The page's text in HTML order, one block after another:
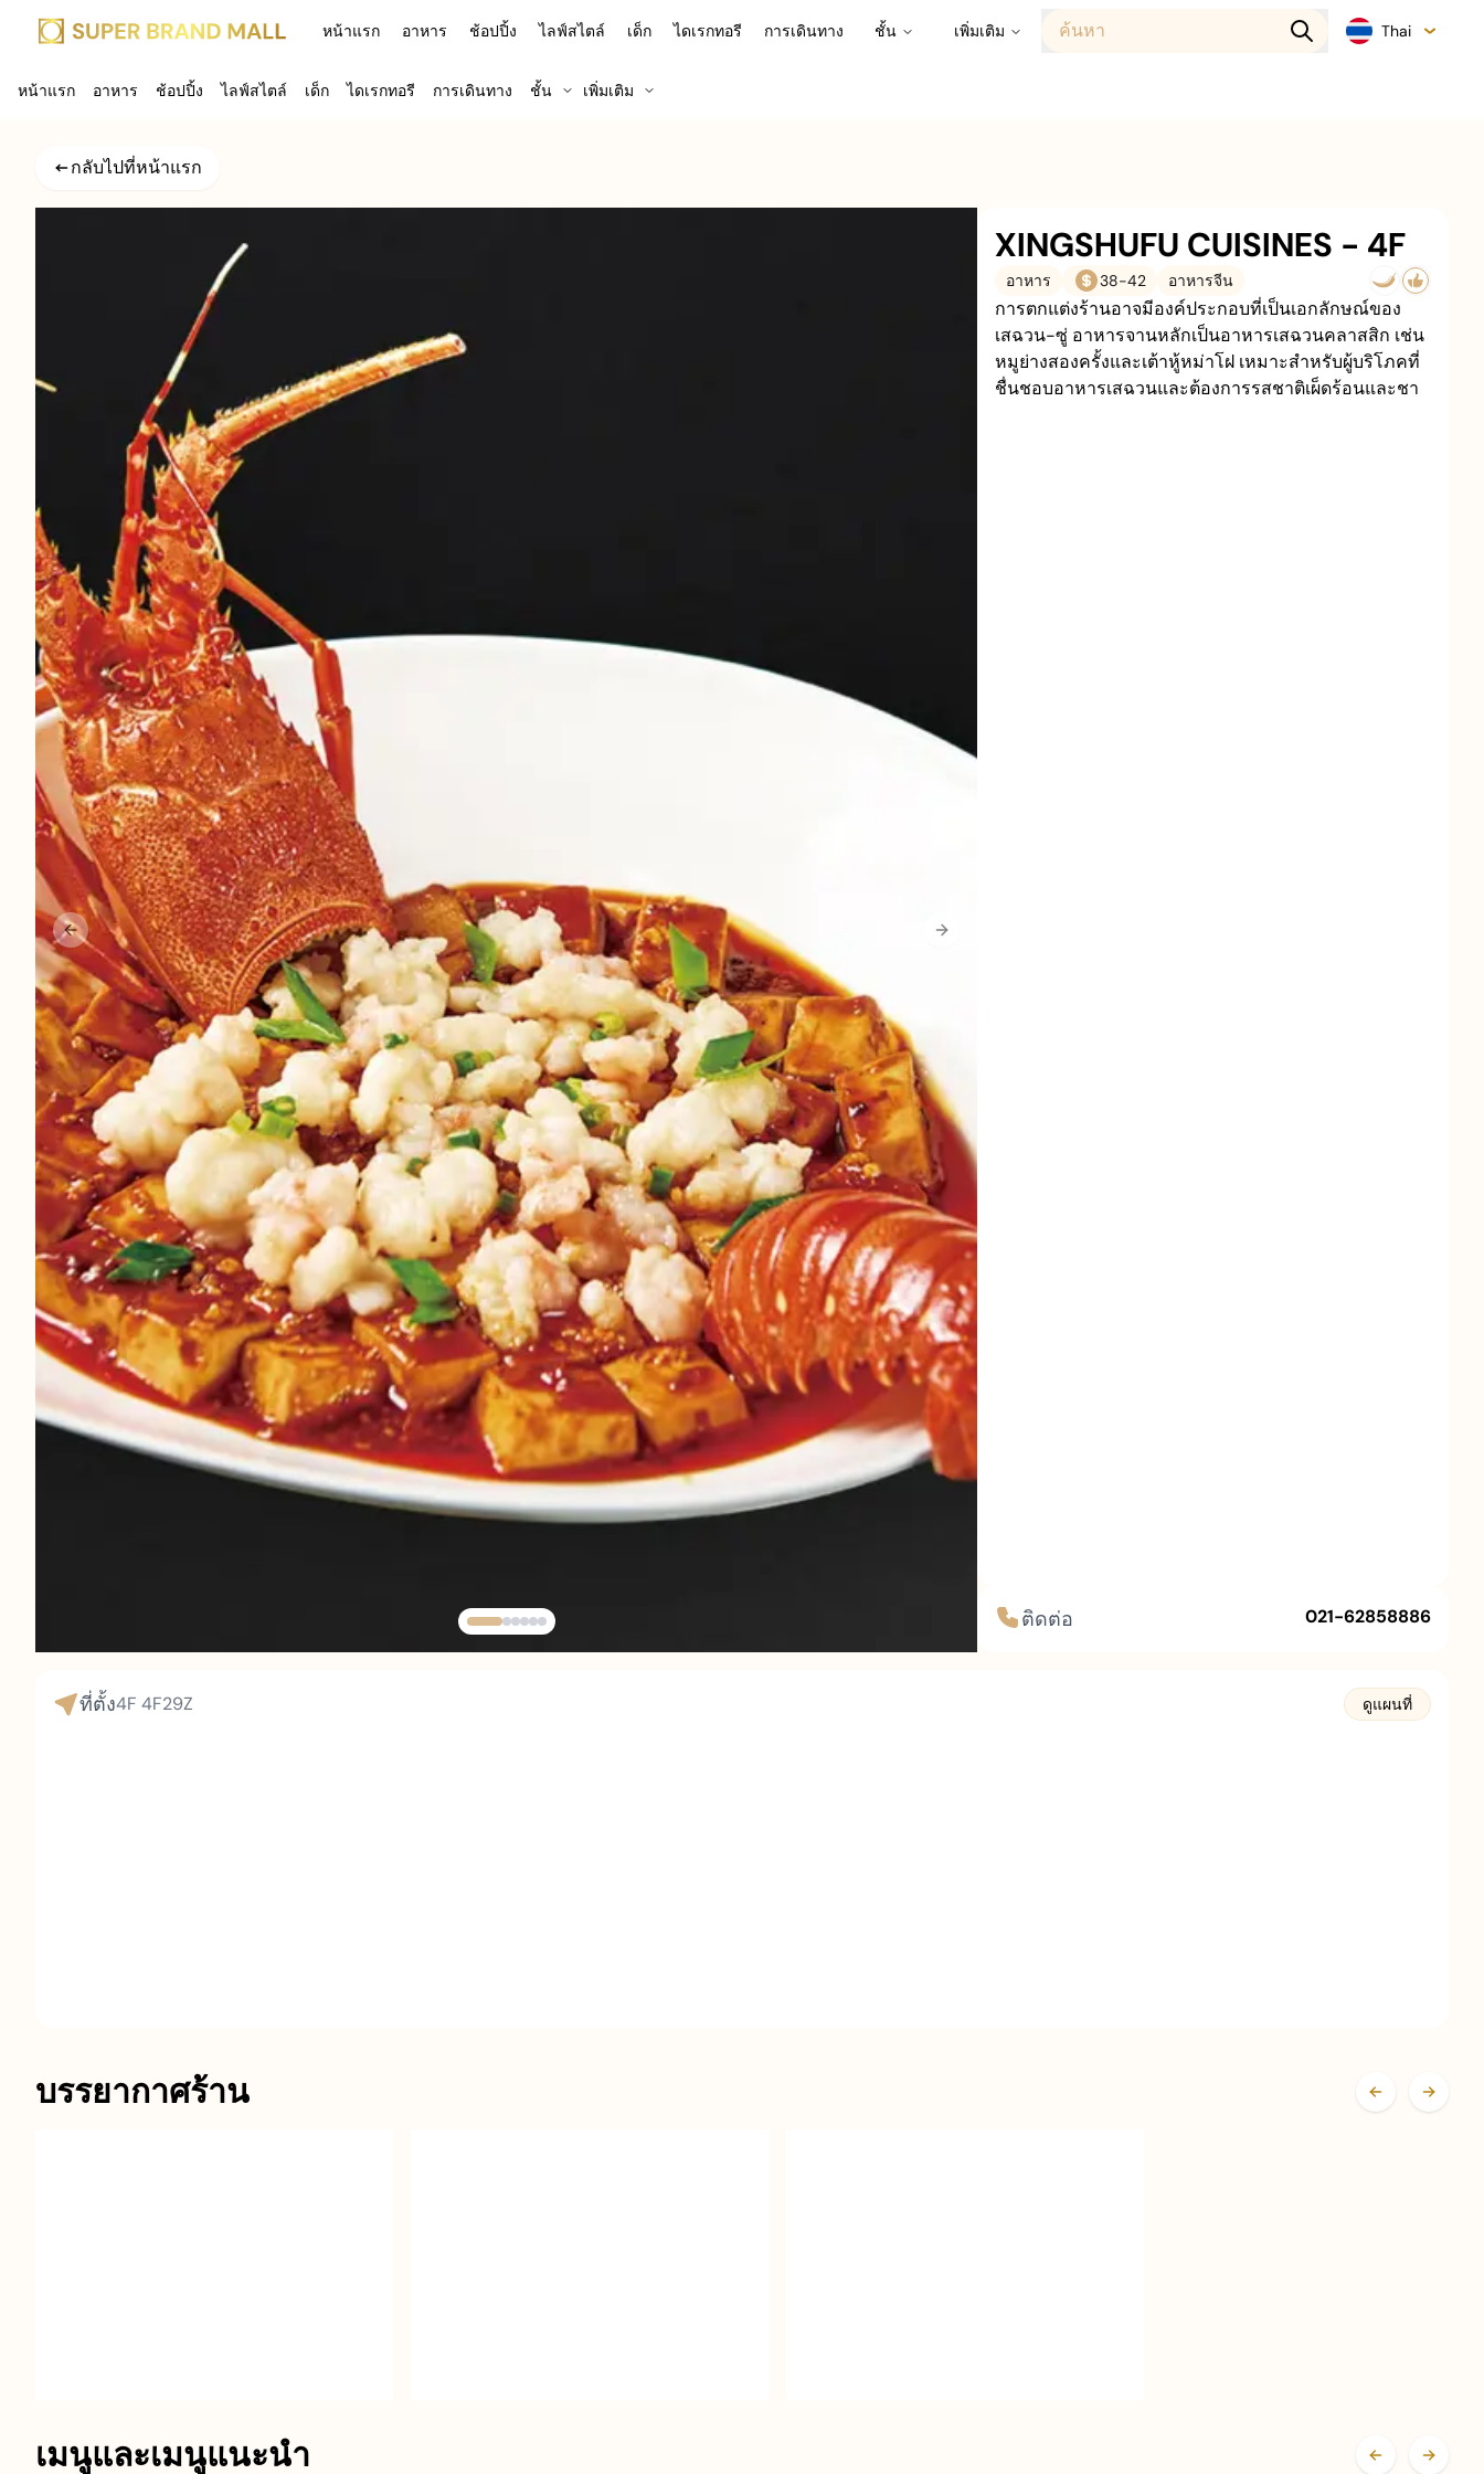
หน้าแรก อาหาร ช้อปปิ้ง ไลฟ์สไตล์ เด็ก ไดเรกทอรี การเดินทาง ชั้น เพิ่มเติม ค้นหา Thai
Menu Thai
เกี่ยวกับเรา
หน้าแรก อาหาร ช้อปปิ้ง ไลฟ์สไตล์ เด็ก ไดเรกทอรี การเดินทาง ชั้น เพิ่มเติม
กลับไปที่หน้าแรก
Previous slide Next slide
XINGSHUFU CUISINES - 4F
อาหาร 38-42 อาหารจีน
การตกแต่งร้านอาจมีองค์ประกอบที่เป็นเอกลักษณ์ของ
เสฉวน-ซู่ อาหารจานหลักเป็นอาหารเสฉวนคลาสสิก เช่น
หมูย่างสองครั้งและเต้าหู้หม่าโฝ เหมาะสำหรับผู้บริโภคที่
ชื่นชอบอาหารเสฉวนและต้องการรสชาติเผ็ดร้อนและชา
ติดต่อ 021-62858886
ที่ตั้ง4F 4F29Z ดูแผนที่
บรรยากาศร้าน
เมนูและเมนูแนะนำ